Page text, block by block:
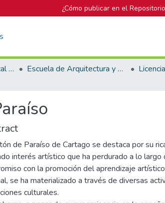
¿Cómo publicar en el
Campus Tecnológico Local San José Escuela de Arquitectura y Urbanismo
de Paraíso de Cartago se destaca por su
interés artístico que ha perdurado a lo largo
con la promoción del aprendizaje
se ha materializado a través de diversas
culturales.